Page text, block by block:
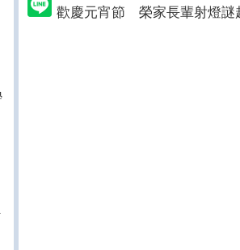
歡慶元宵節 榮家長輩射燈謎